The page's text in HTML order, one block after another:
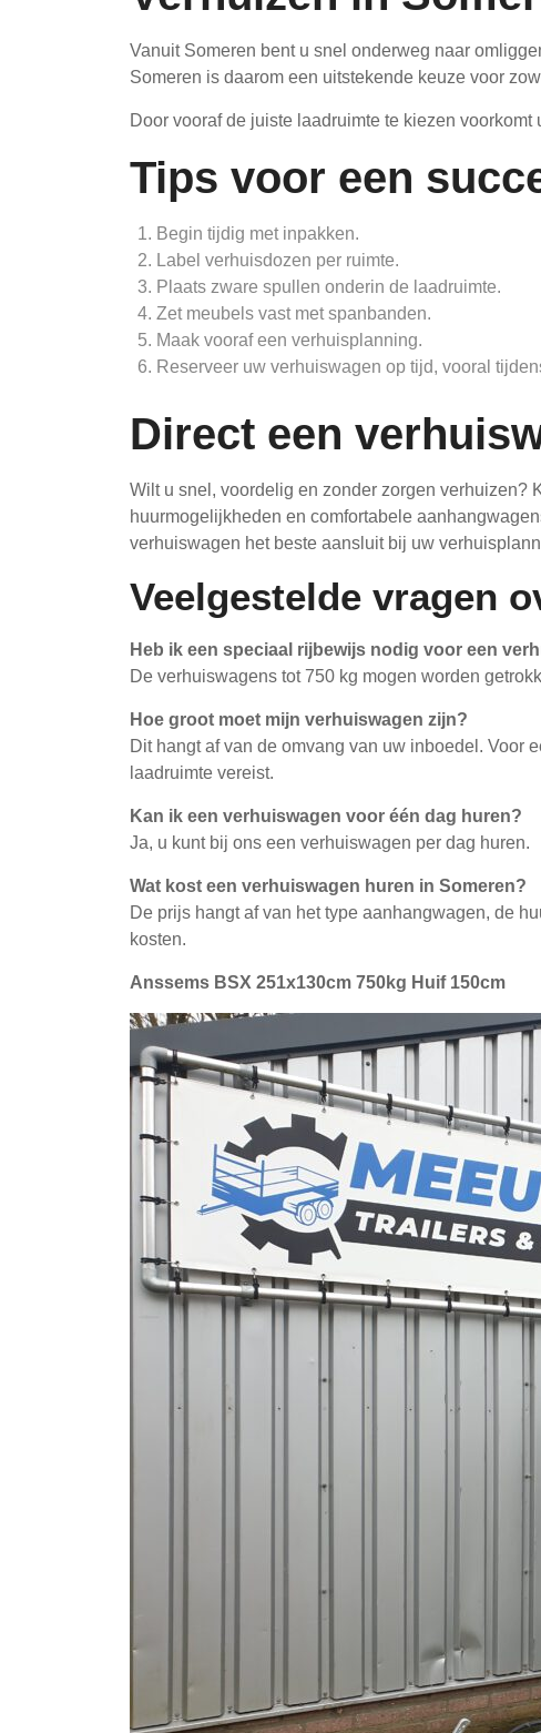
Vanuit Someren bent u snel onderweg naar
Someren is daarom een uitstekende keuze voor
Door vooraf de juiste laadruimte te kiezen
Tips voor een
Begin tijdig met inpakken.
Label verhuisdozen per ruimte.
Plaats zware spullen onderin de laadruimte.
Zet meubels vast met spanbanden.
Maak vooraf een verhuisplanning.
Reserveer uw verhuiswagen op tijd, vooral
Direct een
Wilt u snel, voordelig en zonder zorgen verhuizen?
huurmogelijkheden en comfortabele
verhuiswagen het beste aansluit bij uw
Veelgestelde vragen
Heb ik een speciaal rijbewijs nodig voor een
De verhuiswagens tot 750 kg mogen worden
Hoe groot moet mijn verhuiswagen zijn?
Dit hangt af van de omvang van uw inboedel. Voor
laadruimte vereist.
Kan ik een verhuiswagen voor één dag huren?
Ja, u kunt bij ons een verhuiswagen per dag huren.
Wat kost een verhuiswagen huren in Someren?
De prijs hangt af van het type aanhangwagen, de
kosten.
Anssems BSX 251x130cm 750kg Huif 150cm